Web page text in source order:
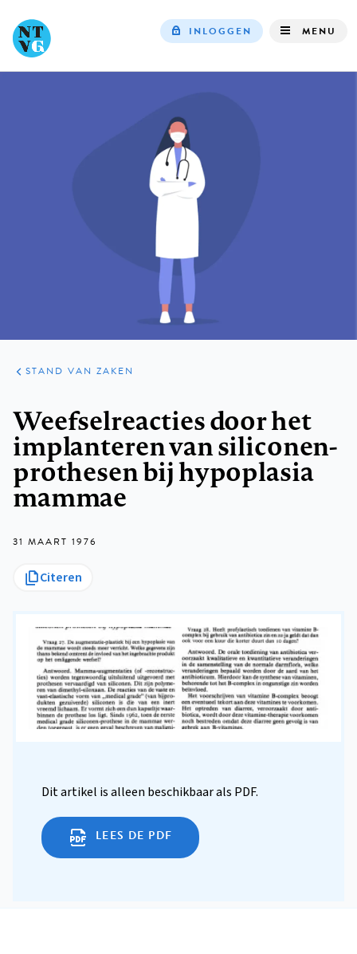
INLOGGEN MENU
ARTIKELEN
PRAKTIJK
STAND VAN ZAKEN
Weefselreacties door het
implanteren van siliconen-
prothesen bij hypoplasia
mammae
31 MAART 1976
Citeren
Dit artikel is alleen beschikbaar als PDF.
LEES DE PDF